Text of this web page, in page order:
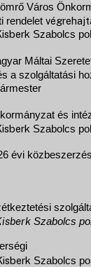
Város
rendelet
Szabolcs
Máltai
a szolgáltatási
és
Szabolcs
évi
Szabolcs
Szabolcs